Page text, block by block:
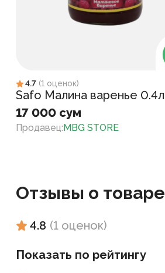
4.7 (1 оценок)
Safo Малина варенье 0.4л
17 000 сум
Продавец:MBG STORE
Отзывы о товаре
4.8 (1 оценок)
Показать по рейтингу